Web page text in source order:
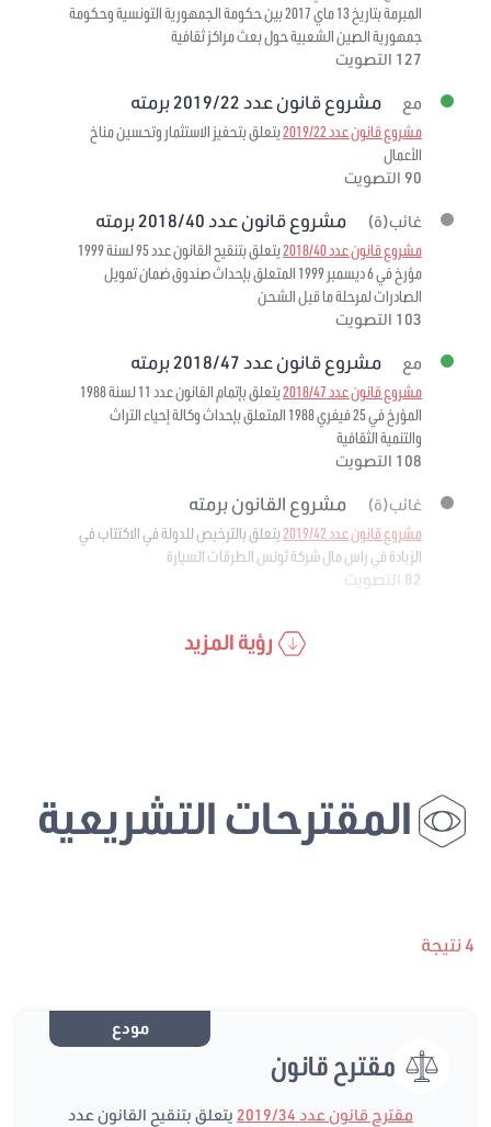
المبرمة بتاريخ 13 ماي 2017 بين حكومة الجمهورية التونسية وحكومة
جمهورية الصين الشعبية حول بعث مراكز ثقافية
127 التصويت
مع مشروع قانون عدد 2019/22 برمته
مشروع قانون عدد 2019/22
يتعلق بتحفيز الاستثمار وتحسين مناخ
الأعمال
90 التصويت
غائب(ة) مشروع قانون عدد 2018/40 برمته
مشروع قانون عدد 2018/40
يتعلق بتنقيح القانون عدد 95 لسنة 1999
مؤرخ في 6 ديسمبر 1999 المتعلق بإحداث صندوق ضمان تمويل
الصادرات لمرحلة ما قبل الشحن
103 التصويت
مع مشروع قانون عدد 2018/47 برمته
مشروع قانون عدد 2018/47
يتعلق بإتمام القانون عدد 11 لسنة 1988
المؤرخ في 25 فيفري 1988 المتعلق بإحداث وكالة إحياء التراث
والتنمية الثقافية
108 التصويت
غائب(ة) مشروع القانون برمته
مشروع قانون عدد 2019/42
يتعلق بالترخيص للدولة في الاكتتاب في
الزيادة في راس مال شركة تونس الطرقات السيارة
82 التصويت
رؤية المزيد
المقترحات التشريعية
4 نتيجة
مودع
مقترح قانون
مقترح قانون عدد 2019/34
يتعلق بتنقيح القانون عدد